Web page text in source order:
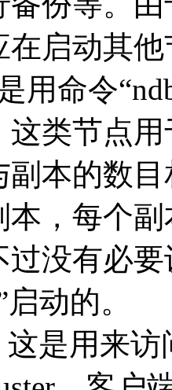
在启动其
用命令
类节点
副本的数
本，每个
过没有必
动的。
是用来